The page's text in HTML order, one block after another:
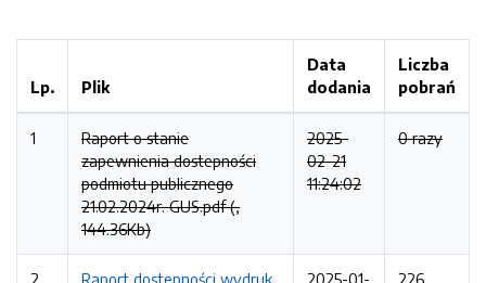
Lp. Plik
Data
dodania
Liczba
pobrań
1
Raport o stanie
zapewnienia dostepności
podmiotu publicznego
21.02.2024r. GUS.pdf (,
144.36Kb)
2025-
02-21
11:24:02
0 razy
2
Raport dostepności wydruk
2025-01-
226